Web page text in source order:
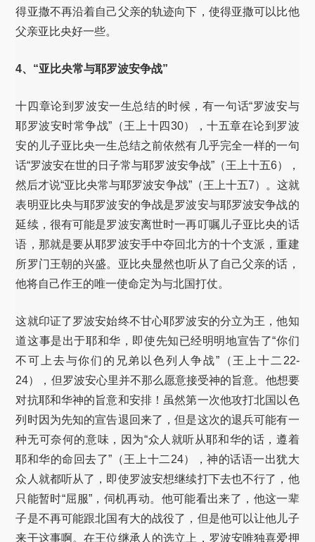
得亚撒不再沿着自己父亲的轨迹向下，使得亚撒可以比他
父亲亚比央好一些。
4、“亚比央常与耶罗波安争战”
十四章论到罗波安一生总结的时候，有一句话“罗波安与
耶罗波安时常争战”（王上十四30），十五章在论到罗波
安的儿子亚比央一生总结之前依然有几乎完全一样的一句
话“罗波安在世的日子常与耶罗波安争战”（王上十五6），
然后才说“亚比央常与耶罗波安争战”（王上十五7）。这就
表明亚比央与耶罗波安的争战是罗波安与耶罗波安争战的
延续，很有可能是罗波安离世时一再叮嘱儿子亚比央的话
语，那就是要从耶罗波安手中夺回北方的十个支派，重建
所罗门王朝的兴盛。亚比央显然也听从了自己父亲的话，
他将自己作王的唯一使命定为与北国打仗。
这就印证了罗波安始终不甘心耶罗波安的分立为王，他知
道这事是出于耶和华，即使先知已经明明地宣告了“你们
不可上去与你们的兄弟以色列人争战”（王上十二22-
24），但罗波安心里并不那么愿意接受神的旨意。他想要
对抗耶和华神的旨意和安排！虽然第一次他攻打北国以色
列时因为先知的宣告退回来了，但是这次的退兵可能有一
种无可奈何的意味，因为“众人就听从耶和华的话，遵着
耶和华的命回去了”（王上十二24），神的话语一出犹大
众人就都听从了，即使罗波安想继续打下去也不行了，他
只能暂时“屈服”，伺机再动。他可能看出来了，他这一辈
子是不再可能跟北国有大的战役了，但是他可以让他儿子
来干这事啊。在王位继承人的选立上，罗波安唯独喜爱押